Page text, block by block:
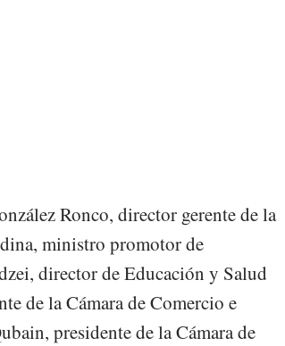
Ronco, director gerente de la
ministro promotor de
director de Educación y Salud
de la Cámara de Comercio e
presidente de la Cámara de